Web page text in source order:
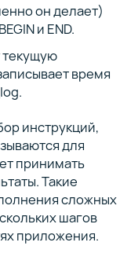
он делает)
и END.
текущую
время
инструкций,
для
принимать
Такие
сложных
шагов
приложения.